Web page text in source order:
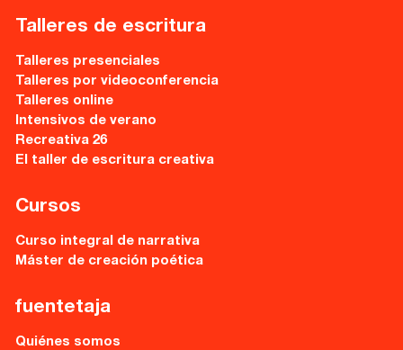
Escríbenos
Guía Rápida
Dónde estamos
Cervantes nº21, entlo.
28014 Madrid
info@fuentetajaliteraria.com
WhatsApp 619 027 626
Horario de atención:
Talleres de escritura
Talleres presenciales
Talleres por videoconferencia
Talleres online
Intensivos de verano
Recreativa 26
El taller de escritura creativa
Cursos
Curso integral de narrativa
Máster de creación poética
fuentetaja
Quiénes somos